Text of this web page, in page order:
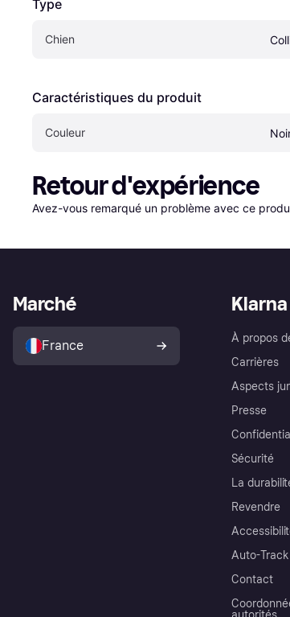
Type
Chien
Caractéristiques du produit
Couleur
Retour d'expérience
Avez-vous remarqué un problème avec ce
Klarna
À propos
Carrières
Aspects
Presse
Sécurité
La
Revendre
Auto-Track
Contact
Marché
France